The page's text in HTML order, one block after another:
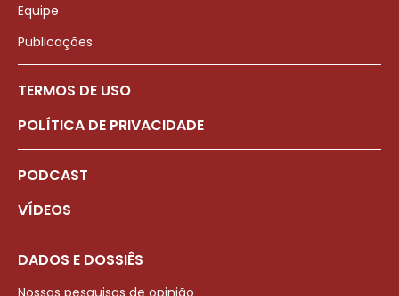
Equipe
Publicações
TERMOS DE USO
POLÍTICA DE PRIVACIDADE
PODCAST
VÍDEOS
DADOS E DOSSIÊS